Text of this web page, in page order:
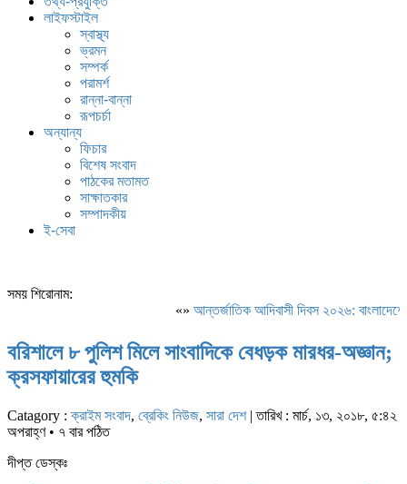
লাইফস্টাইল
স্বাস্থ্য
ভ্রমন
সম্পর্ক
পরামর্শ
রান্না-বান্না
রূপচর্চা
অন্যান্য
ফিচার
বিশেষ সংবাদ
পাঠকের মতামত
সাক্ষাতকার
সম্পাদকীয়
ই-সেবা
সময় শিরোনাম:
«»আন্তর্জাতিক আদিবাসী দিবস ২০২৬: বাংলাদেশের
বরিশালে ৮ পুলিশ মিলে সাংবাদিকে বেধড়ক মারধর-অজ্ঞান;
ক্রসফায়ারের হুমকি
Catagory :ক্রাইম সংবাদ, ব্রেকিং নিউজ, সারা দেশ| তারিখ : মার্চ, ১৩, ২০১৮, ৫:৪২
অপরাহ্ণ • ৭ বার পঠিত
দীপ্ত ডেস্কঃ